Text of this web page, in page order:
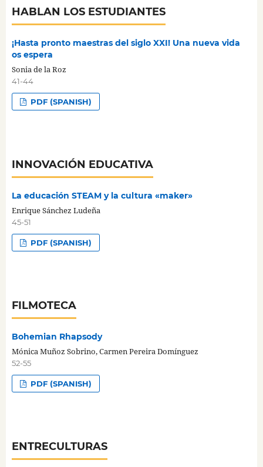
HABLAN LOS ESTUDIANTES
¡Hasta pronto maestras del siglo XXI! Una nueva vida
os espera
Sonia de la Roz
41-44
PDF (SPANISH)
INNOVACIÓN EDUCATIVA
La educación STEAM y la cultura «maker»
Enrique Sánchez Ludeña
45-51
PDF (SPANISH)
FILMOTECA
Bohemian Rhapsody
Mónica Muñoz Sobrino, Carmen Pereira Domínguez
52-55
PDF (SPANISH)
ENTRECULTURAS